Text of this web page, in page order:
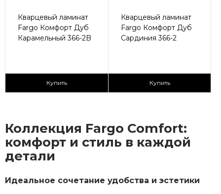
Кварцевый ламинат
Fargo Комфорт Дуб
Карамельный 366-2B
2
Купить
Кварцевый ламинат
Fargo Комфорт Дуб
Сардиния 366-2
2
Купить
Коллекция Fargo Comfort:
комфорт и стиль в каждой
детали
Идеальное сочетание удобства и эстетики